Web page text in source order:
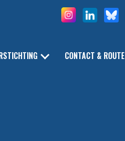
CONTACT & ROUTE